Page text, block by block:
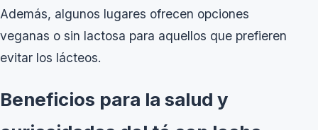
Además, algunos lugares ofrecen opciones
veganas o sin lactosa para aquellos que prefieren
evitar los lácteos.
Beneficios para la salud y